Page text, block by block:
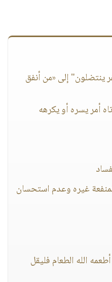
ينتضلون" إلى «من أنفق
أمر يسره أو يكرهه
غيره وعدم استحسان
الله الطعام فليقل